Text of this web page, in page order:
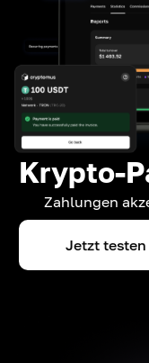
Krypto-
Zahlungen
Jetzt testen